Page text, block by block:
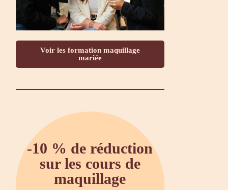
Voir les formation maquillage
mariée
-10 % de réduction
sur les cours de
maquillage